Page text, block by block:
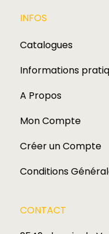
INFOS
Catalogues
Informations
A Propos
Mon Compte
Créer un Compte
Conditions
CONTACT